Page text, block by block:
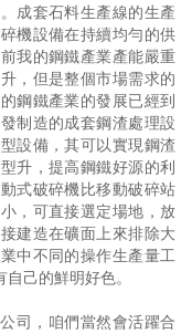
成套石料生產線的生產
機設備在持續均勻的供
我的鋼鐵產業產能嚴重
，但是整個市場需求的
鋼鐵產業的發展已經到
制造的成套鋼渣處理設
設備，其可以實現鋼渣
升，提高鋼鐵好源的利
式破碎機比移動破碎站
，可直接選定場地，放
建造在礦面上來排除大
中不同的操作生產量工
己的鮮明好色。
司，咱們當然會活躍合